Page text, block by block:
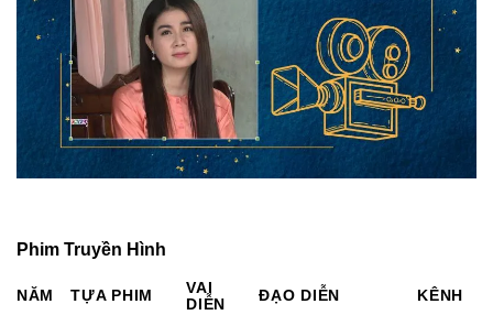
Phim Truyền Hình
NĂM TỰA PHIM
VAI
DIỄN
ĐẠO DIỄN KÊNH